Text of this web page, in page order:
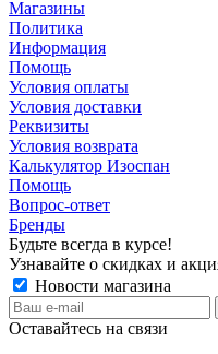
Магазины
Политика
Информация
Помощь
Условия оплаты
Условия доставки
Реквизиты
Условия возврата
Калькулятор Изоспан
Помощь
Вопрос-ответ
Бренды
Будьте всегда в курсе!
Узнавайте о скидках и
Новости магазина
Оставайтесь на связи